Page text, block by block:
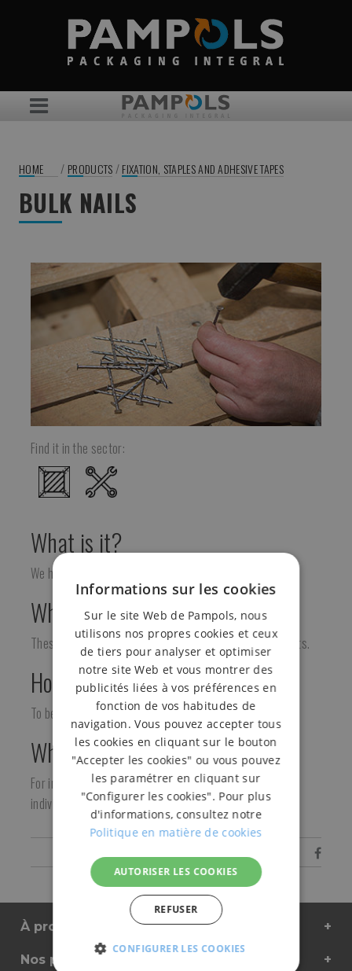
HOME / PRODUCTS /FIXATION, STAPLES AND ADHESIVE TAPES
BULK NAILS
Find it in the sector:
What is it?
We have threaded steel nails in different sizes.
What is it for?
These nails are used for fixing or repairing wooden pallets.
How is it used?
To be nailed with either manual or pneumatic hammer.
Who is it for?
For industries such as lumber, carpenters, restorers or
individuals who wish to do wood work.
Share
À propos de nous
Nos produits
Informations sur les cookies
Sur le site Web de Pampols, nous
utilisons nos propres cookies et ceux
de tiers pour analyser et optimiser
notre site Web et vous montrer des
publicités liées à vos préférences en
fonction de vos habitudes de
navigation. Vous pouvez accepter tous
les cookies en cliquant sur le bouton
"Accepter les cookies" ou vous pouvez
les paramétrer en cliquant sur
"Configurer les cookies". Pour plus
d'informations, consultez notre
Politique en matière de cookies
AUTORISER LES COOKIES
REFUSER
CONFIGURER LES COOKIES